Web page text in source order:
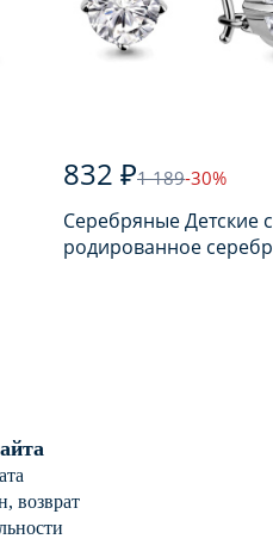
832 ₽1 189-30%
Серебряные Детские
родированное
возврат